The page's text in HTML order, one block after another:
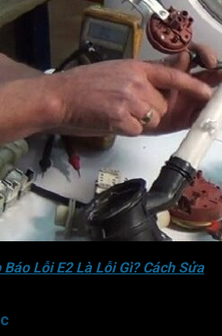
Lỗi E2 Là Lỗi Gì? Cách Sửa